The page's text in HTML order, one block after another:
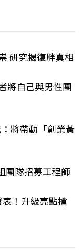
研究揭復胖真相
將自己與男性團
將帶動「創業黃
團隊招募工程師
！升級亮點搶